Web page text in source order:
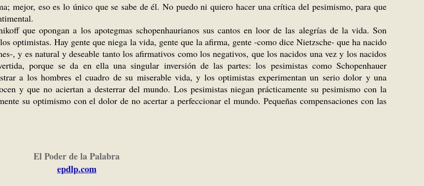
mejor, eso es lo único que se sabe de él. No puedo ni quiero hacer una crítica del pesimismo, para que
que opongan a los apotegmas schopenhaurianos sus cantos en loor de las alegrías de la vida. Son
optimistas. Hay gente que niega la vida, gente que la afirma, gente -como dice Nietzsche- que ha nacido
, y es natural y deseable tanto los afirmativos como los negativos, que los nacidos una vez y los nacidos
porque se da en ella una singular inversión de las partes: los pesimistas como Schopenhauer
a los hombres el cuadro de su miserable vida, y los optimistas experimentan un serio dolor y una
y que no aciertan a desterrar del mundo. Los pesimistas niegan prácticamente su pesimismo con la
su optimismo con el dolor de no acertar a perfeccionar el mundo. Pequeñas compensaciones con las
El Poder de la Palabra
epdlp.com